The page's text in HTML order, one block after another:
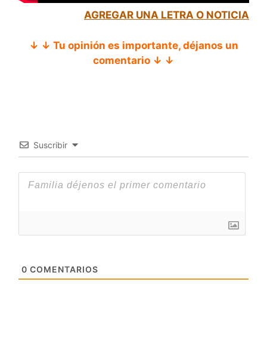
AGREGAR UNA LETRA O NOTICIA
↓ ↓ Tu opinión es importante, déjanos un
comentario ↓ ↓
Suscribir
0 COMENTARIOS